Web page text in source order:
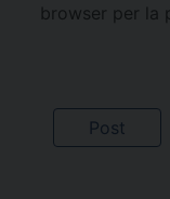
browser per la